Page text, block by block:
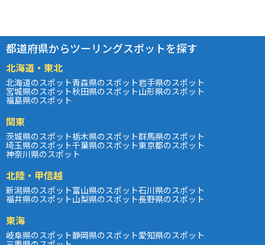
都道府県からツーリングスポットを探す
北海道・東北
北海道のスポット青森県のスポット岩手県のスポット
宮城県のスポット秋田県のスポット山形県のスポット
福島県のスポット
関東
茨城県のスポット栃木県のスポット群馬県のスポット
埼玉県のスポット千葉県のスポット東京都のスポット
神奈川県のスポット
北陸・甲信越
新潟県のスポット富山県のスポット石川県のスポット
福井県のスポット山梨県のスポット長野県のスポット
東海
岐阜県のスポット静岡県のスポット愛知県のスポット